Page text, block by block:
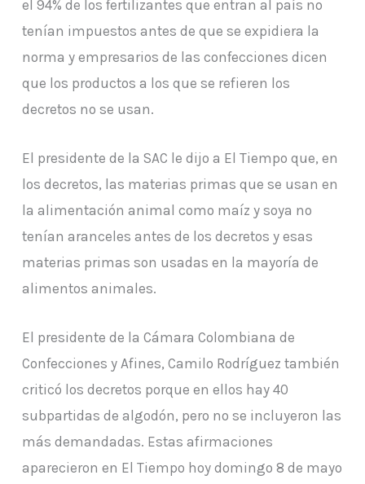
el 94% de los fertilizantes que entran al país no
tenían impuestos antes de que se expidiera la
norma y empresarios de las confecciones dicen
que los productos a los que se refieren los
decretos no se usan.
El presidente de la SAC le dijo a El Tiempo que, en
los decretos, las materias primas que se usan en
la alimentación animal como maíz y soya no
tenían aranceles antes de los decretos y esas
materias primas son usadas en la mayoría de
alimentos animales.
El presidente de la Cámara Colombiana de
Confecciones y Afines, Camilo Rodríguez también
criticó los decretos porque en ellos hay 40
subpartidas de algodón, pero no se incluyeron las
más demandadas. Estas afirmaciones
aparecieron en El Tiempo hoy domingo 8 de mayo